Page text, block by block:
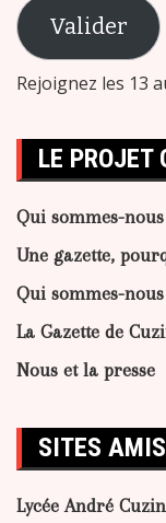
mail
Valider
Rejoignez les 13
LE PROJET
Qui sommes-nous
Une gazette,
Qui sommes-nous
La Gazette de
Nous et la presse
SITES AMIS
Lycée André Cuzin